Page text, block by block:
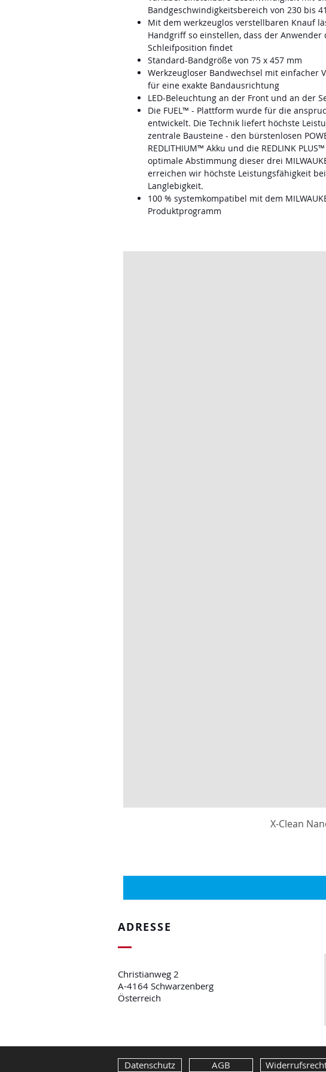
Bandgeschwindigkeitsbereich von 230 bis
Mit dem werkzeuglos verstellbaren Knauf
Handgriff so einstellen, dass der Anwender
Schleifposition findet
Standard-Bandgröße von 75 x 457 mm
Werkzeugloser Bandwechsel mit einfacher
für eine exakte Bandausrichtung
LED-Beleuchtung an der Front und an der
Die FUEL™ - Plattform wurde für die
entwickelt. Die Technik liefert höchste
zentrale Bausteine - den bürstenlosen
REDLITHIUM™ Akku und die REDLINK
optimale Abstimmung dieser drei
erreichen wir höchste Leistungsfähigkeit
Langlebigkeit.
100 % systemkompatibel mit dem
Produktprogramm
X-Clean
ADRESSE
Christianweg 2
A-4164 Schwarzenberg
Österreich
Datenschutz AGB